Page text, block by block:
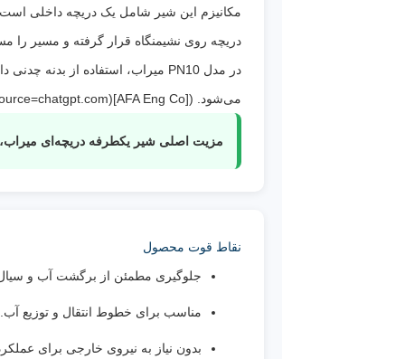
مکانیزم این شیر شامل یک دریچه داخلی
دریچه روی نشیمنگاه قرار گرفته و مسیر را
می‌شود. ([AFA Eng Co](https://afaengco.com/product/one-way-valve-pn10-mirab/?utm_source=chatgpt.com))
مزیت اصلی شیر یکطرفه دریچه‌ای
نقاط قوت محصول
جلوگیری مطمئن از برگشت آب و
مناسب برای خطوط انتقال و توزیع آب.
بدون نیاز به نیروی خارجی برای